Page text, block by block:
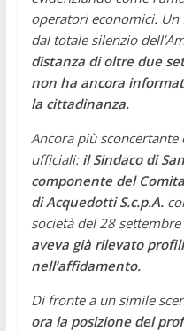
operatori economici. Un
dal totale silenzio
distanza di oltre due
non ha ancora
la cittadinanza.
Ancora più
ufficiali: il Sindaco di
componente del
di Acquedotti S.c.p.A.
società del 28
aveva già rilevato
nell’affidamento.
Di fronte a un simile
ora la posizione del